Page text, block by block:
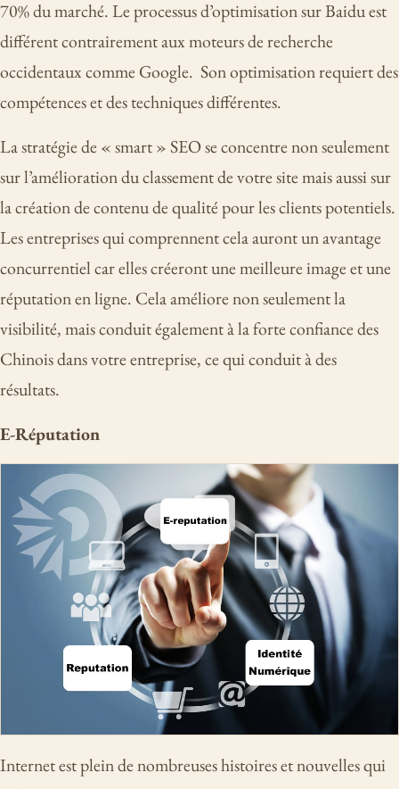
70% du marché. Le processus d’optimisation sur Baidu est
différent contrairement aux moteurs de recherche
occidentaux comme Google. Son optimisation requiert des
compétences et des techniques différentes.
La stratégie de « smart » SEO se concentre non seulement
sur l’amélioration du classement de votre site mais aussi sur
la création de contenu de qualité pour les clients potentiels.
Les entreprises qui comprennent cela auront un avantage
concurrentiel car elles créeront une meilleure image et une
réputation en ligne. Cela améliore non seulement la
visibilité, mais conduit également à la forte confiance des
Chinois dans votre entreprise, ce qui conduit à des
résultats.
E-Réputation
Internet est plein de nombreuses histoires et nouvelles qui